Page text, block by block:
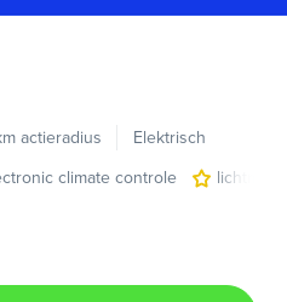
actieradius
Elektrisch
climate controle